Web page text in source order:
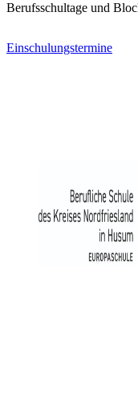
Berufsschultage und
Einschulungstermine